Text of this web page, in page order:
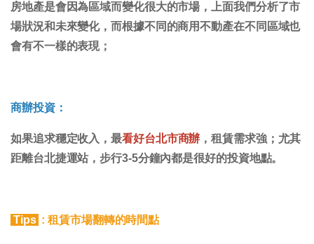
房地產是會因為區域而變化很大的市場，上面我們分析了市
場狀況和未來變化，而根據不同的商用不動產在不同區域也
會有不一樣的表現；
商辦投資：
如果追求穩定收入，最看好台北市商辦 ，租賃需求強；尤其
距離台北捷運站，步行3-5分鐘內都是很好的投資地點。
Tips : 租賃市場翻轉的時間點